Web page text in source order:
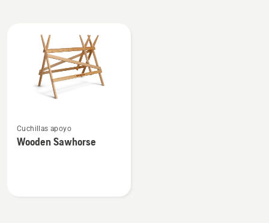
products
más
detalles
Cuchillas apoyo
Wooden Sawhorse